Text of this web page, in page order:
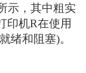
示，其中粗实
印机R在使用
绪和阻塞)。